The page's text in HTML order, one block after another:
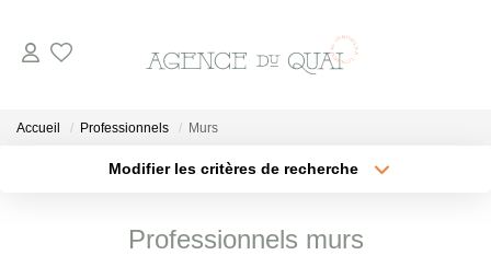
A La Vente
A La Location
Accueil Professionnels Murs
Modifier les critères de recherche
Professionnels murs